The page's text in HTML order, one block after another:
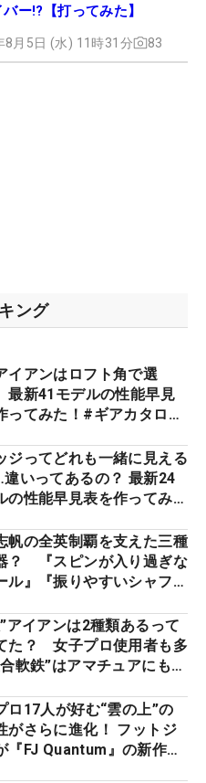
バー!?【打ってみた】
8月5日 (水) 11時31分 83
ング
イアンはロフト角で選
新41モデルの性能早見
ってみた！#ギアカタログ
ジってどれも一緒に見える
いってあるの？ 最新24
の性能早見表を作ってみ
帆の全英制覇を支えた三種
？ 『スピンが入り過ぎな
ル』『振りやすいシャフ
女子プロセッティング
アイアンは2種類あるって
た？ 女子プロ使用者も多
軟鉄”はアマチュアにもオ
ロ17人が好む“雲の上”の
がさらに進化！ フットジ
『FJ Quantum』の新作を